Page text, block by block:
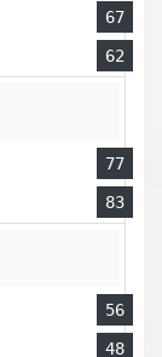
67
62
77
83
56
48